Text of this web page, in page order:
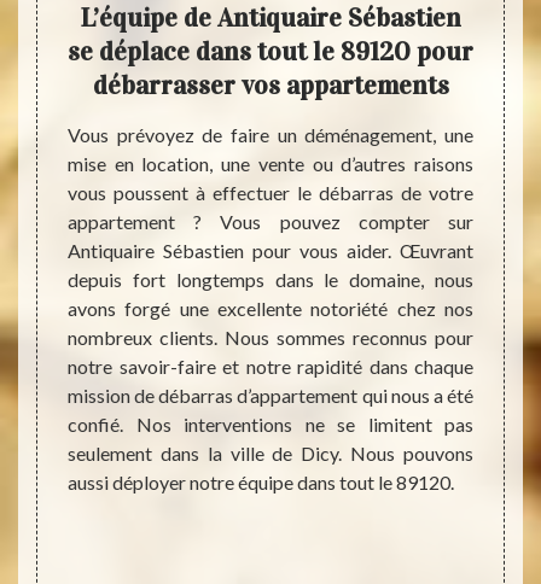
un
le
le
L’équipe de Antiquaire Sébastien
se déplace dans tout le 89120 pour
débarrasser vos appartements
Vous prévoyez de faire un déménagement, une
mise en location, une vente ou d’autres raisons
vous poussent à effectuer le débarras de votre
appartement ? Vous pouvez compter sur
Antiquaire Sébastien pour vous aider. Œuvrant
depuis fort longtemps dans le domaine, nous
avons forgé une excellente notoriété chez nos
nombreux clients. Nous sommes reconnus pour
notre savoir-faire et notre rapidité dans chaque
mission de débarras d’appartement qui nous a été
confié. Nos interventions ne se limitent pas
seulement dans la ville de Dicy. Nous pouvons
aussi déployer notre équipe dans tout le 89120.
ou
des
peut